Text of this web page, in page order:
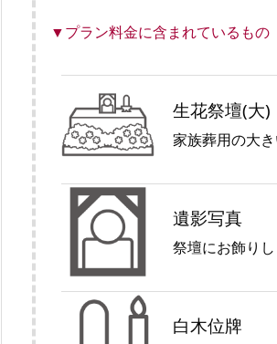
▼プラン料金に含まれているもの
生花祭壇(大)
家族葬用の大
遺影写真
祭壇にお飾り
白木位牌